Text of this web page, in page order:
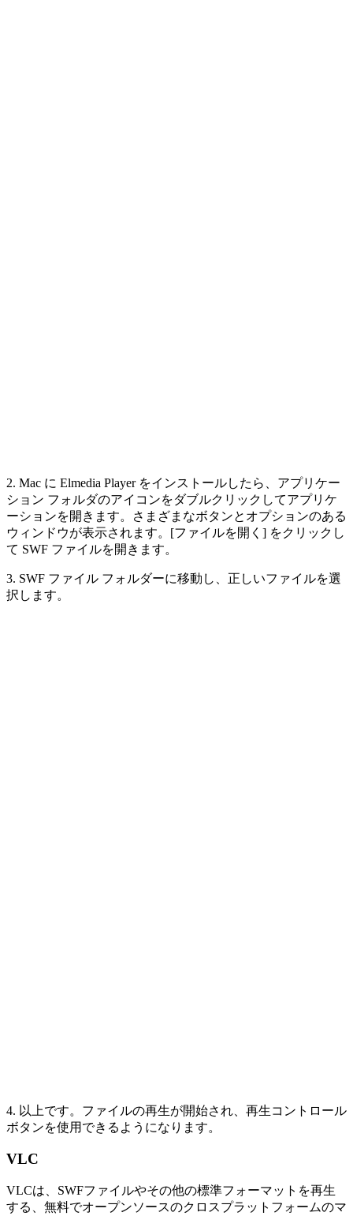
2. Mac に Elmedia Player をインストールしたら、アプリケー
ション フォルダのアイコンをダブルクリックしてアプリケ
ーションを開きます。さまざまなボタンとオプションのある
ウィンドウが表示されます。[ファイルを開く] をクリックし
て SWF ファイルを開きます。
3. SWF ファイル フォルダーに移動し、正しいファイルを選
択します。
4. 以上です。ファイルの再生が開始され、再生コントロール
ボタンを使用できるようになります。
VLC
VLCは、SWFファイルやその他の標準フォーマットを再生
する、無料でオープンソースのクロスプラットフォームのマ